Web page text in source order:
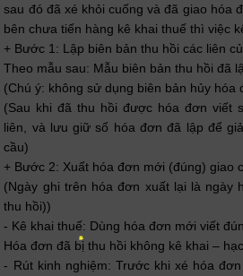
sau đó đã xé khỏi cuống và đã giao hóa
bên chưa tiến hàng kê khai thuế thì việc
+ Bước 1: Lập biên bản thu hồi các liên
Theo mẫu sau: Mẫu biên bản thu hồi đã
(Chú ý: không sử dụng biên bản hủy hóa
(Sau khi đã thu hồi được hóa đơn viết
liên, và lưu giữ số hóa đơn đã lập để
cầu)
+ Bước 2: Xuất hóa đơn mới (đúng) giao
(Ngày ghi trên hóa đơn xuất lại là ngày
thu hồi))
- Kê khai thuế: Dùng hóa đơn mới viết
Hóa đơn đã bị thu hồi không kê khai –
- Rút kinh nghiệm: Trước khi xé hóa